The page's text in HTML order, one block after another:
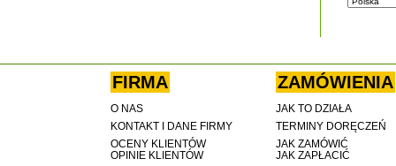
FIRMA
O NAS
KONTAKT I DANE FIRMY
OCENY KLIENTÓW
OPINIE KLIENTÓW
ZAMÓWIENIA
JAK TO DZIAŁA
TERMINY DORĘCZEŃ
JAK ZAMÓWIĆ
JAK ZAPŁACIĆ